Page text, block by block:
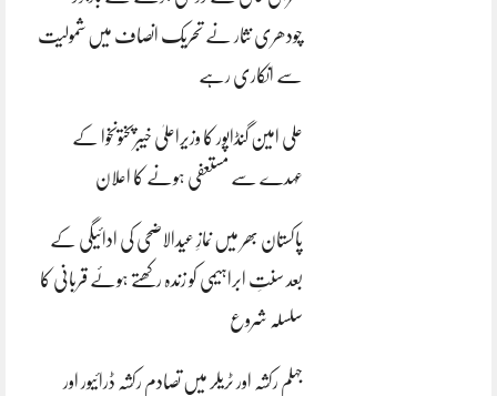
چودھری نثار نے تحریک انصاف میں شمولیت
سے انکاری رہے
علی امین گنڈاپور کا وزیراعلیٰ خیبرپختونخوا کے
عہدے سے مستعفی ہونے کا اعلان
پاکستان بھر میں نمازِ عیدالاضحی کی ادائیگی کے
بعد سنتِ ابراہیمی کو زندہ رکھتے ہوئے قربانی کا
سلسلہ شروع
جہلم رکشہ اور ٹریلر میں تصادم رکشہ ڈرائیور اور